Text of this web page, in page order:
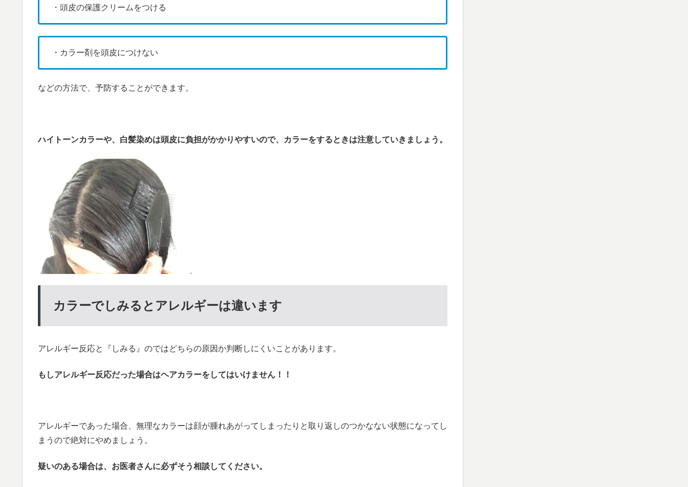
・頭皮の保護クリームをつける
・カラー剤を頭皮につけない
などの方法で、予防することができます。
ハイトーンカラーや、白髪染めは頭皮に負担がかかりやすいので、カラーをするときは注意していきましょう。
カラーでしみるとアレルギーは違います
アレルギー反応と『しみる』のではどちらの原因か判断しにくいことがあります。
もしアレルギー反応だった場合はヘアカラーをしてはいけません！！
アレルギーであった場合、無理なカラーは顔が腫れあがってしまったりと取り返しのつかなない状態になってし
まうので絶対にやめましょう。
疑いのある場合は、お医者さんに必ずそう相談してください。